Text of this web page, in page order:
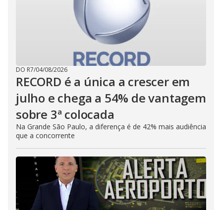
DO R7/04/08/2026
RECORD é a única a crescer em
julho e chega a 54% de vantagem
sobre 3ª colocada
Na Grande São Paulo, a diferença é de 42% mais audiência
que a concorrente